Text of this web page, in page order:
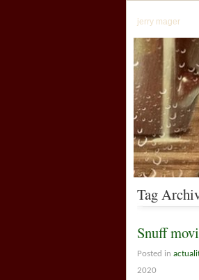
jerry mager
Tag
Snuff
Posted in
2020